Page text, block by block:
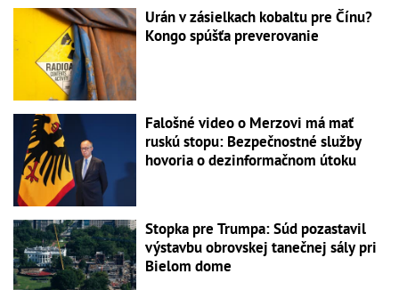
Urán v zásielkach kobaltu pre Čínu?
Kongo spúšťa preverovanie
Falošné video o Merzovi má mať
ruskú stopu: Bezpečnostné služby
hovoria o dezinformačnom útoku
Stopka pre Trumpa: Súd pozastavil
výstavbu obrovskej tanečnej sály pri
Bielom dome